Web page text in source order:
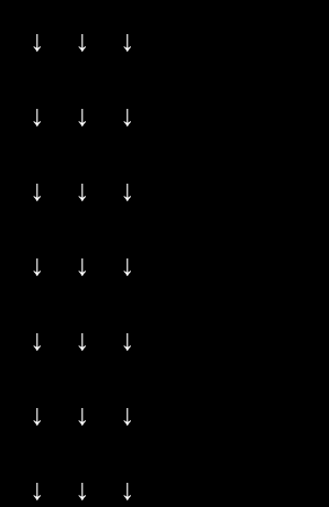
↓ ↓ ↓
↓ ↓ ↓
↓ ↓ ↓
↓ ↓ ↓
↓ ↓ ↓
↓ ↓ ↓
↓ ↓ ↓